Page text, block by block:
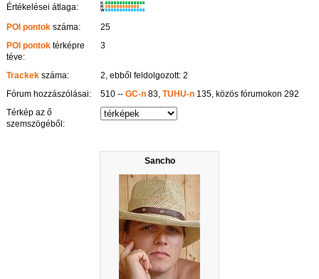
Sancho
Értékelései átlaga:
K
R
W
POI pontok száma:
25
POI pontok térképre
téve:
3
Trackek száma:
2, ebből feldolgozott: 2
Fórum hozzászólásai:
510 --GC-n 83,TUHU-n 135, közös fórumokon 292
Térkép az ő
szemszögéből: